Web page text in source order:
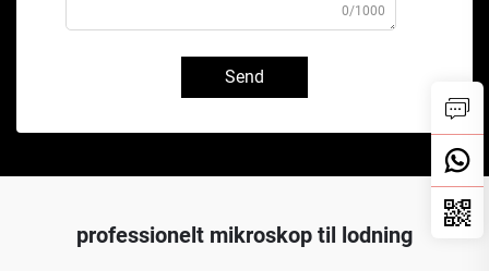
0/1000
Send
professionelt mikroskop til lodning